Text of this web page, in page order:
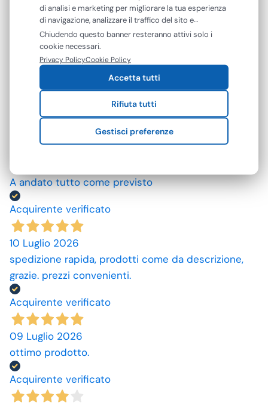
recensioni
Le nostre recensioni a 4 e 5 stelle.
Clicca qui per leggerle tutte >
Successivo
A andato tutto come previsto
Acquirente verificato
10 Luglio 2026
spedizione rapida, prodotti come da descrizione,
grazie. prezzi convenienti.
Acquirente verificato
09 Luglio 2026
ottimo prodotto.
Acquirente verificato
di analisi e marketing per migliorare la tua esperienza
di navigazione, analizzare il traffico del sito e
mostrarti contenuti e pubblicità personalizzati. Puoi
accettare tutti i cookie oppure gestire le tue
preferenze. Puoi modificare o revocare il consenso in
qualsiasi momento.
Chiudendo questo banner resteranno attivi solo i
cookie necessari.
Privacy PolicyCookie Policy
Accetta tutti
Rifiuta tutti
Gestisci preferenze